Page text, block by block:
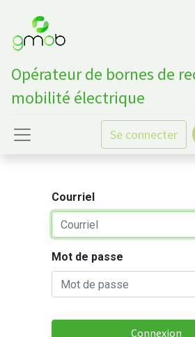
Opérateur de bornes de
mobilité électrique
Se connecter
Courriel
Mot de passe
Connexion